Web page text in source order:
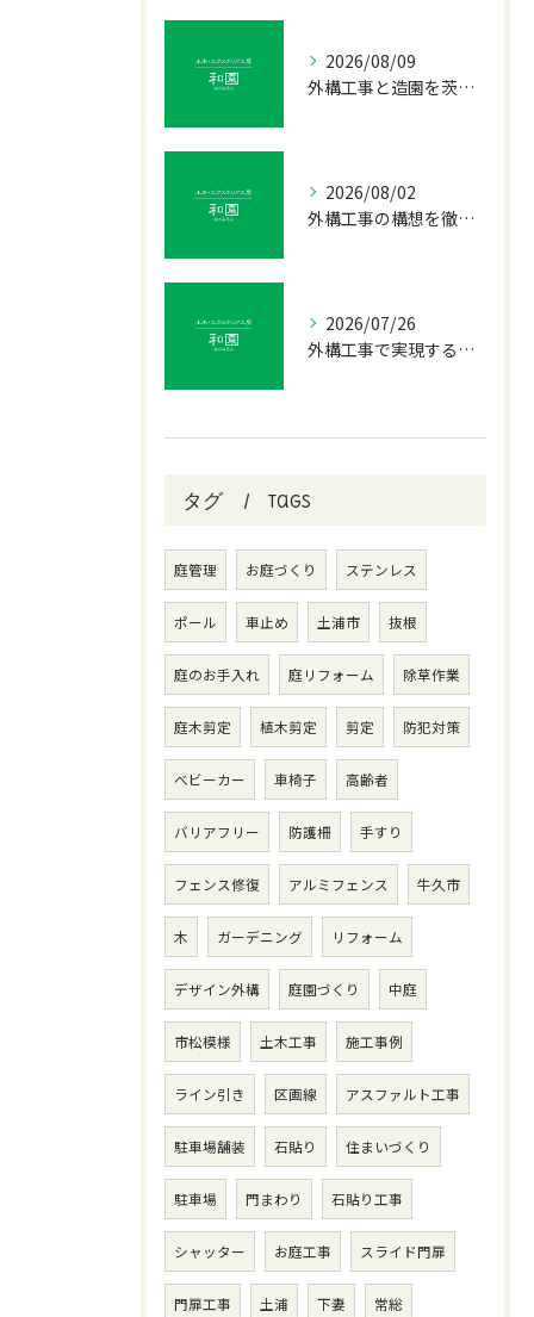
2026/08/09
外構工事と造園を茨城県つくば市常陸大宮市で叶える理想の庭づくりガイド
2026/08/02
外構工事の構想を徹底解剖おしゃれで調和する暮らしを叶えるコツ
2026/07/26
外構工事で実現するドライガーデンの魅力と茨城県つくば市土浦市での施工ポイント
タグ Tags
庭管理 お庭づくり ステンレス
ポール 車止め 土浦市 抜根
庭のお手入れ 庭リフォーム 除草作業
庭木剪定 植木剪定 剪定 防犯対策
ベビーカー 車椅子 高齢者
バリアフリー 防護柵 手すり
フェンス修復 アルミフェンス 牛久市
木 ガーデニング リフォーム
デザイン外構 庭園づくり 中庭
市松模様 土木工事 施工事例
ライン引き 区画線 アスファルト工事
駐車場舗装 石貼り 住まいづくり
駐車場 門まわり 石貼り工事
シャッター お庭工事 スライド門扉
門扉工事 土浦 下妻 常総
お問い合わせ・ご相談はこちら
お問い合わせ・ご相談はこちら